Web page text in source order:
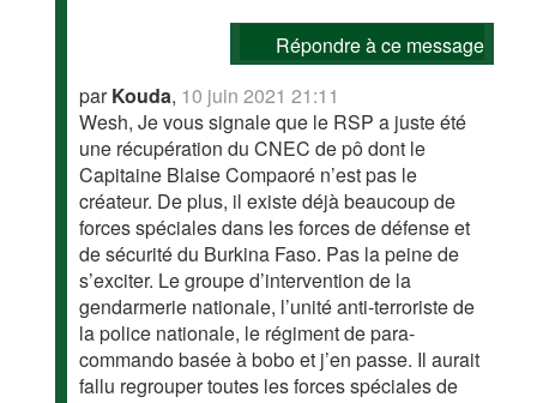
Répondre à ce message
parKouda, 10 juin 2021 21:11
Wesh, Je vous signale que le RSP a juste été
une récupération du CNEC de pô dont le
Capitaine Blaise Compaoré n’est pas le
créateur. De plus, il existe déjà beaucoup de
forces spéciales dans les forces de défense et
de sécurité du Burkina Faso. Pas la peine de
s’exciter. Le groupe d’intervention de la
gendarmerie nationale, l’unité anti-terroriste de
la police nationale, le régiment de para-
commando basée à bobo et j’en passe. Il aurait
fallu regrouper toutes les forces spéciales de